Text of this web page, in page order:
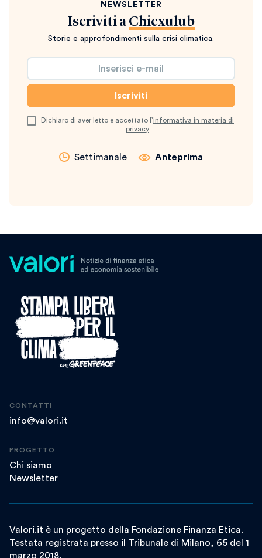
NEWSLETTER
Iscriviti a Chicxulub
Storie e approfondimenti sulla crisi climatica.
Dichiaro di aver letto e accettato l’informativa in materia di
privacy
Settimanale Anteprima
CONTATTI
info@valori.it
PROGETTO
Chi siamo
Newsletter
Valori.it è un progetto della Fondazione Finanza Etica.
Testata registrata presso il Tribunale di Milano, 65 del 1
marzo 2018.